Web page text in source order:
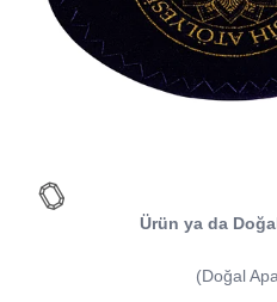
Ürün ya da
(Doğal